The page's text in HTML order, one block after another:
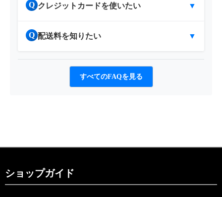
Q クレジットカードを使いたい ▼
Q 配送料を知りたい ▼
すべてのFAQを見る
ショップガイド